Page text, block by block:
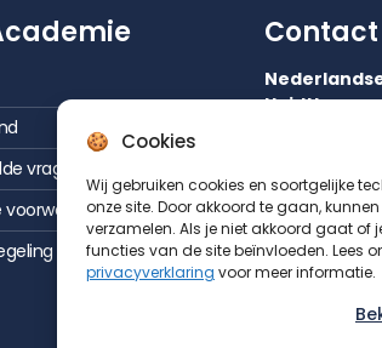
Cookies
Wij gebruiken cookies en soortgelijke
onze site. Door akkoord te gaan,
verzamelen. Als je niet akkoord gaat
functies van de site beïnvloeden. Lees
privacyverklaring voor meer informatie.
vragen
voorwaarden
Contact
035 542 75 52